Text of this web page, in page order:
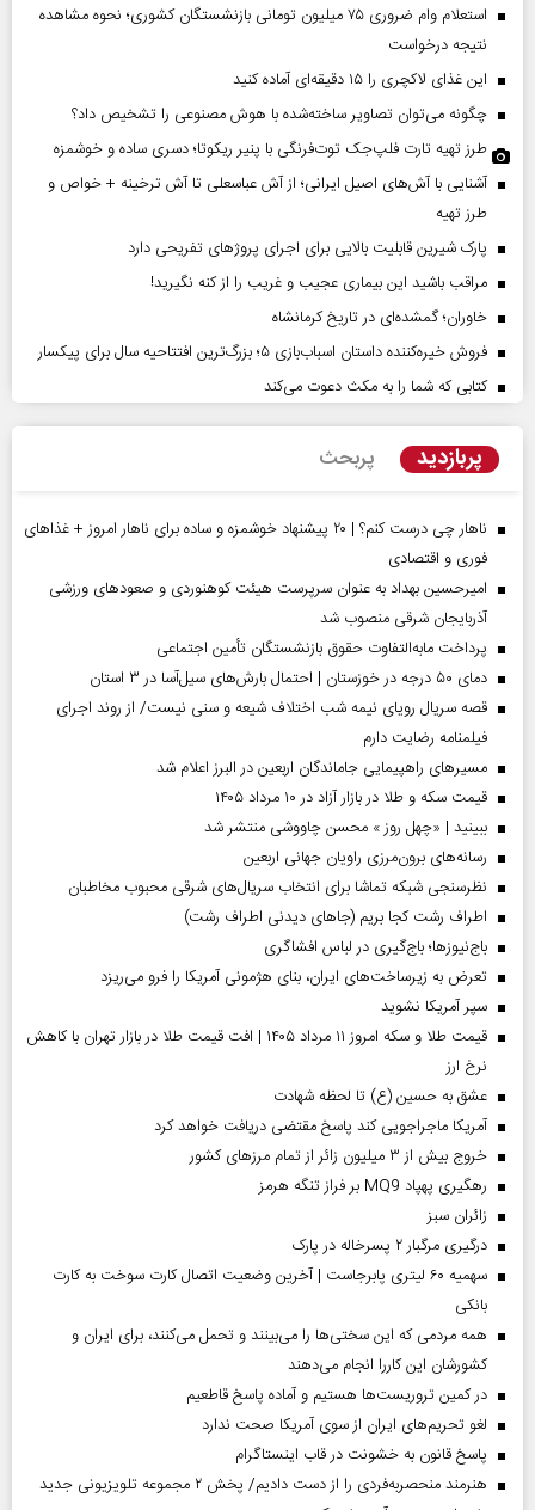
استعلام وام ضروری ۷۵ میلیون تومانی بازنشستگان کشوری؛ نحوه مشاهده
نتیجه درخواست
این غذای لاکچری را ۱۵ دقیقه‌ای آماده کنید
چگونه می‌توان تصاویر ساخته‌شده با هوش مصنوعی را تشخیص داد؟
طرز تهیه تارت فلپ‌جک توت‌فرنگی با پنیر ریکوتا؛ دسری ساده و خوشمزه
آشنایی با آش‌های اصیل ایرانی؛ از آش عباسعلی تا آش ترخینه + خواص و
طرز تهیه
پارک شیرین قابلیت‌ بالایی برای اجرای پروژهای تفریحی دارد
مراقب باشید این بیماری عجیب و غریب را از کنه نگیرید!
خاوران؛ گمشده‌ای در تاریخ کرمانشاه
فروش خیره‌کننده داستان اسباب‌بازی ۵؛ بزرگ‌ترین افتتاحیه سال برای پیکسار
کتابی که شما را به مکث دعوت می‌کند
پربازدید پربحث
ناهار چی درست کنم؟ | ۲۰ پیشنهاد خوشمزه و ساده برای ناهار امروز + غذاهای
فوری و اقتصادی
امیرحسین بهداد به عنوان سرپرست هیئت کوهنوردی و صعودهای ورزشی
آذربایجان شرقی منصوب شد
پرداخت مابه‌التفاوت حقوق بازنشستگان تأمین اجتماعی
دمای ۵۰ درجه در خوزستان | احتمال بارش‌های سیل‌آسا در ۳ استان
قصه سریال رویای نیمه شب اختلاف شیعه و سنی نیست/ از روند اجرای
فیلمنامه رضایت دارم
مسیر‌های راهپیمایی جاماندگان اربعین در البرز اعلام شد
قیمت سکه و طلا در بازار آزاد در ۱۰ مرداد ۱۴۰۵
ببینید | «چهل روز » محسن چاووشی منتشر شد
رسانه‌های برون‌مرزی راویان جهانی اربعین
نظرسنجی شبکه تماشا برای انتخاب سریال‌های شرقی محبوب مخاطبان
اطراف رشت کجا بریم (جاهای دیدنی اطراف رشت)
باج‌نیوزها؛ باج‌گیری در لباس افشاگری
تعرض به زیرساخت‌های ایران، بنای هژمونی آمریکا را فرو می‌ریزد
سپر آمریکا نشوید
قیمت طلا و سکه امروز ۱۱ مرداد ۱۴۰۵ | افت قیمت طلا در بازار تهران با کاهش
نرخ ارز
عشق به حسین (ع) تا لحظه شهادت
آمریکا ماجراجویی کند پاسخ مقتضی دریافت خواهد کرد
خروج بیش از ۳ میلیون زائر از تمام مرز‌های کشور
رهگیری پهپاد MQ9 بر فراز تنگه هرمز
‌زائران سبز
درگیری مرگبار ۲ پسرخاله در پارک
سهمیه ۶۰ لیتری پابرجاست | آخرین وضعیت اتصال کارت سوخت به کارت
بانکی
همه مردمی که این سختی‌ها را می‌بینند و تحمل می‌کنند، برای ایران و
کشورشان این کاررا انجام می‌دهند
در کمین تروریست‌ها هستیم و آماده پاسخ قاطعیم
لغو تحریم‌های ایران از سوی آمریکا صحت ندارد
پاسخ قانون به خشونت در قاب اینستاگرام
هنرمند منحصر‌به‌فردی را از دست دادیم/ پخش ۲ مجموعه تلویزیونی جدید